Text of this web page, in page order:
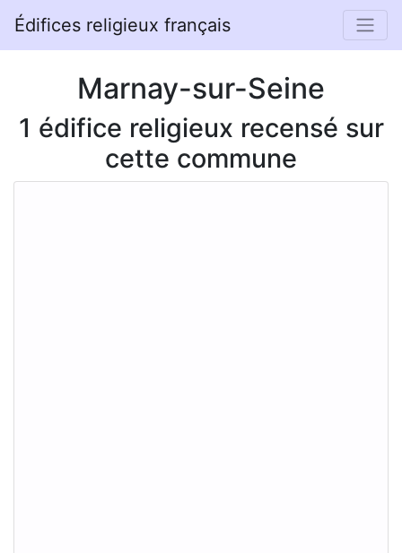
Édifices religieux français
Marnay-sur-Seine
1 édifice religieux recensé sur
cette commune